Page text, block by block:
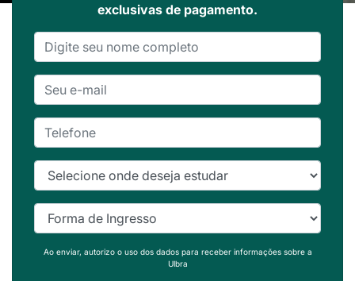
exclusivas de pagamento.
Ao enviar, autorizo o uso dos dados para receber informações sobre a
Ulbra